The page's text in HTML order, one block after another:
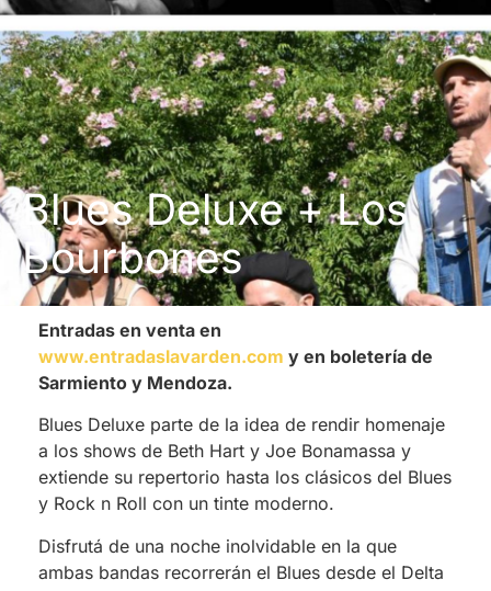
Blues Deluxe + Los
Bourbones
Entradas en venta en
www.entradaslavarden.com y en boletería de
Sarmiento y Mendoza.
Blues Deluxe parte de la idea de rendir homenaje
a los shows de Beth Hart y Joe Bonamassa y
extiende su repertorio hasta los clásicos del Blues
y Rock n Roll con un tinte moderno.
Disfrutá de una noche inolvidable en la que
ambas bandas recorrerán el Blues desde el Delta